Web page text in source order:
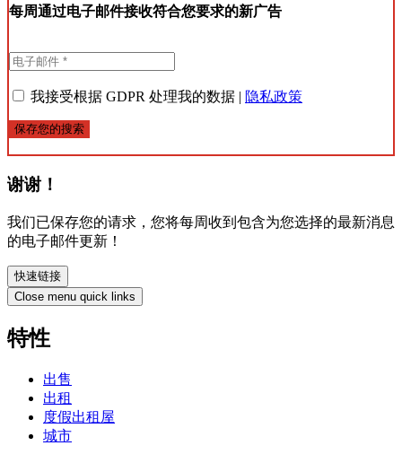
每周通过电子邮件接收符合您要求的新广告
我接受根据 GDPR 处理我的数据 | 隐私政策
保存您的搜索
谢谢！
我们已保存您的请求，您将每周收到包含为您选择的最新消息
的电子邮件更新！
快速链接
Close menu quick links
特性
出售
出租
度假出租屋
城市